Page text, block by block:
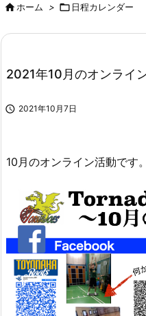
ホーム >  日程カレンダー
2021年10月のオンライ
 2021年10月7日
10月のオンライン活動です。